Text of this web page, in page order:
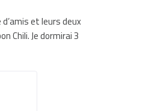
et leurs deux
Chili. Je dormirai 3